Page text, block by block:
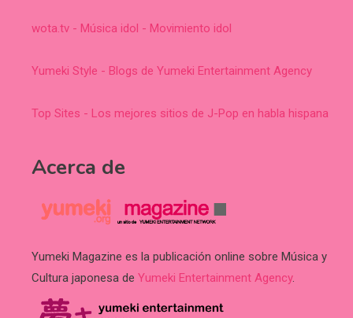
wota.tv - Música idol - Movimiento idol
Yumeki Style - Blogs de Yumeki Entertainment Agency
Top Sites - Los mejores sitios de J-Pop en habla hispana
Acerca de
Yumeki Magazine es la publicación online sobre Música y
Cultura japonesa de Yumeki Entertainment Agency.